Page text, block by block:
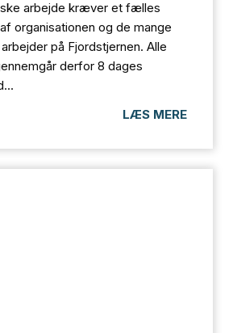
arbejde kræver et fælles
organisationen og de mange
på Fjordstjernen. Alle
derfor 8 dages
LÆS MERE